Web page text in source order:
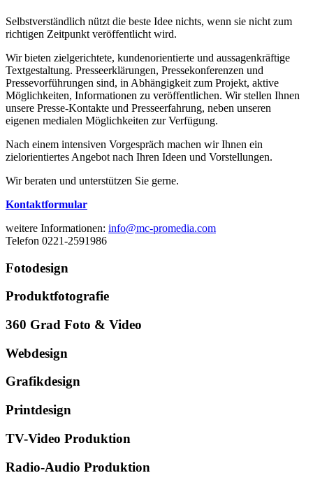
Selbstverständlich nützt die beste Idee nichts, wenn sie nicht zum
richtigen Zeitpunkt veröffentlicht wird.
Wir bieten zielgerichtete, kundenorientierte und aussagenkräftige
Textgestaltung. Presseerklärungen, Pressekonferenzen und
Pressevorführungen sind, in Abhängigkeit zum Projekt, aktive
Möglichkeiten, Informationen zu veröffentlichen. Wir stellen Ihnen
unsere Presse-Kontakte und Presseerfahrung, neben unseren
eigenen medialen Möglichkeiten zur Verfügung.
Nach einem intensiven Vorgespräch machen wir Ihnen ein
zielorientiertes Angebot nach Ihren Ideen und Vorstellungen.
Wir beraten und unterstützen Sie gerne.
Kontaktformular
weitere Informationen: info@mc-promedia.com
Telefon 0221-2591986
Fotodesign
Produktfotografie
360 Grad Foto & Video
Webdesign
Grafikdesign
Printdesign
TV-Video Produktion
Radio-Audio Produktion